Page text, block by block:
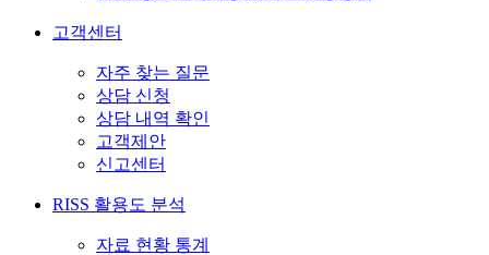
고객센터
자주 찾는 질문
상담 신청
상담 내역 확인
고객제안
신고센터
RISS 활용도 분석
자료 현황 통계